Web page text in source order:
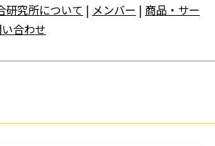
研究所について | メンバー | 商品・サー
合わせ